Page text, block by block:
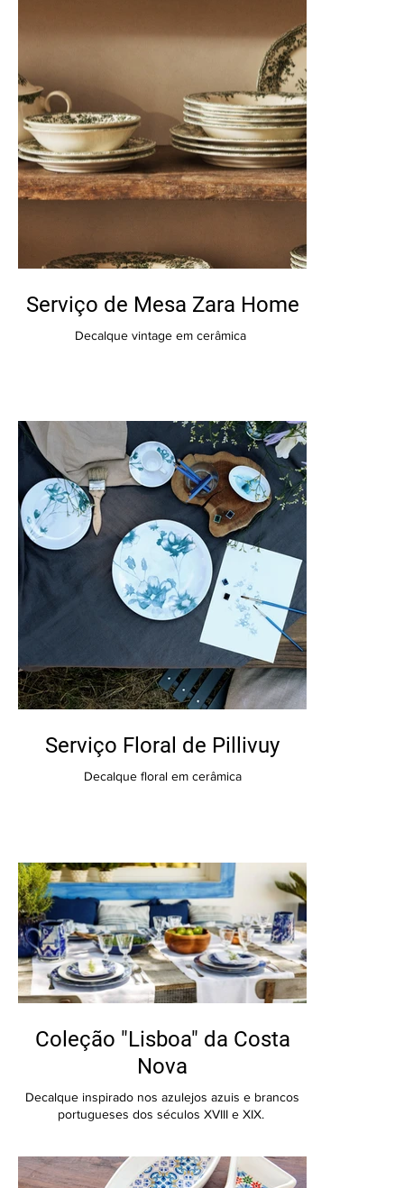
​Serviço de Mesa Zara Home
Decalque vintage em cerâmica
Serviço Floral de Pillivuy
Decalque floral em cerâmica
Coleção "Lisboa" da Costa
Nova
Decalque inspirado nos azulejos azuis e brancos
portugueses dos séculos XVIII e XIX.